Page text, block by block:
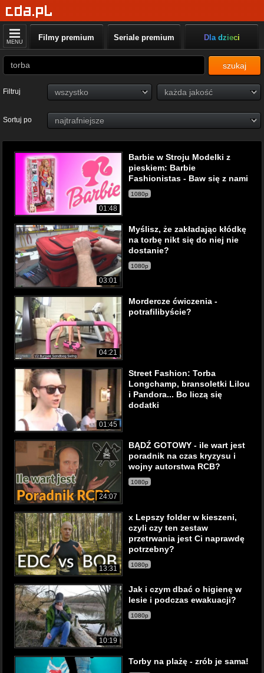
MENU Filmy premium Seriale premium Dla dzieci
szukaj
Filtruj
Sortuj po
01:48
Barbie w Stroju Modelki z
pieskiem: Barbie
Fashionistas - Baw się z nami
1080p
03:01
Myślisz, że zakładając kłódkę
na torbę nikt się do niej nie
dostanie?
1080p
04:21
Mordercze ćwiczenia -
potrafilibyście?
01:45
Street Fashion: Torba
Longchamp, bransoletki Lilou
i Pandora... Bo liczą się
dodatki
24:07
BĄDŹ GOTOWY - ile wart jest
poradnik na czas kryzysu i
wojny autorstwa RCB?
1080p
13:31
x Lepszy folder w kieszeni,
czyli czy ten zestaw
przetrwania jest Ci naprawdę
potrzebny?
1080p
10:19
Jak i czym dbać o higienę w
lesie i podczas ewakuacji?
1080p
Torby na plażę - zrób je sama!